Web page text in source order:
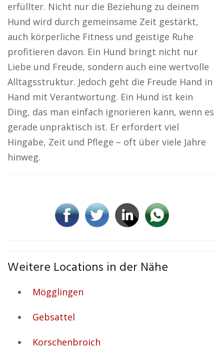
erfüllter. Nicht nur die Beziehung zu deinem
Hund wird durch gemeinsame Zeit gestärkt,
auch körperliche Fitness und geistige Ruhe
profitieren davon. Ein Hund bringt nicht nur
Liebe und Freude, sondern auch eine wertvolle
Alltagsstruktur. Jedoch geht die Freude Hand in
Hand mit Verantwortung. Ein Hund ist kein
Ding, das man einfach ignorieren kann, wenn es
gerade unpraktisch ist. Er erfordert viel
Hingabe, Zeit und Pflege – oft über viele Jahre
hinweg.
Weitere Locations in der Nähe
Mögglingen
Gebsattel
Korschenbroich